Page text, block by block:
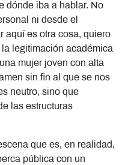
dónde iba a hablar. No
ni desde el
aquí es otra cosa, quiero
legitimación académica
mujer joven con alta
sin fin al que se nos
neutro, sino que
las estructuras
que es, en realidad,
pública con un